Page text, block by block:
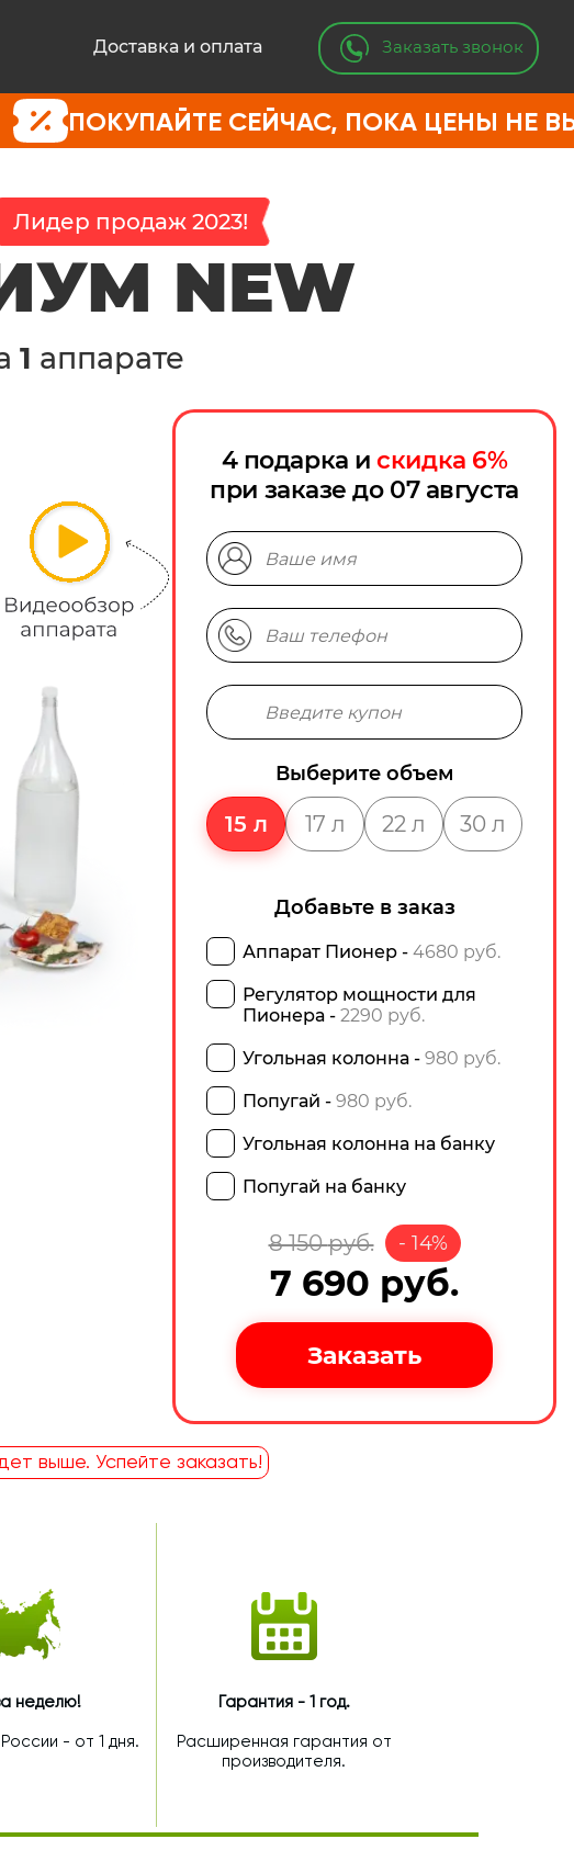
Доставка и оплата Заказать звонок
СЕЙЧАС, ПОКА ЦЕНЫ НЕ ВЫРОСЛИ
Лидер продаж 2023!
NEW
1 аппарате
4 подарка искидка 6%
при заказе
Выберите объем
15 л 17 л 22 л 30 л
Добавьте в заказ
Аппарат Пионер - 4680 руб.
Регулятор мощности для
Пионера - 2290 руб.
Угольная колонна - 980 руб.
Попугай - 980 руб.
Угольная колонна на банку
Попугай на банку
8 150руб. - 14%
7 690 руб.
выше. Успейте заказать!
неделю!
- от 1 дня.
Гарантия - 1 год.
Расширенная гарантия от
производителя.